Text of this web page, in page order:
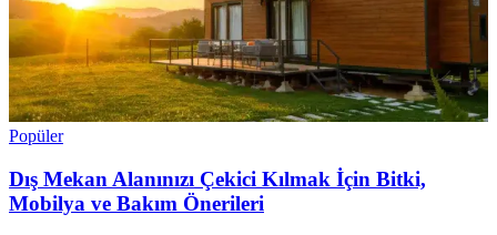
Popüler
Dış Mekan Alanınızı Çekici Kılmak İçin Bitki,
Mobilya ve Bakım Önerileri